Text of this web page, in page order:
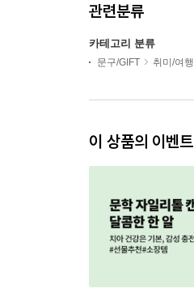
관련분류
카테고리 분류
문구/GIFT 취미/여행
이 상품의 이벤트